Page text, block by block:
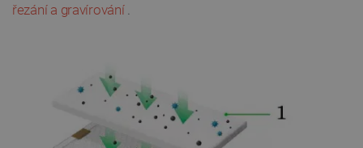
řezání a gravírování.